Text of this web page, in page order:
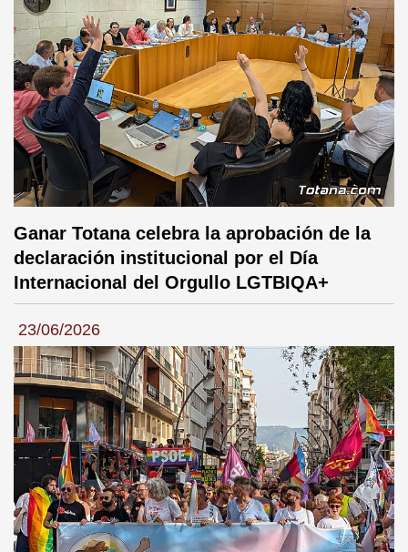
Ganar Totana celebra la aprobación de la
declaración institucional por el Día
Internacional del Orgullo LGTBIQA+
23/06/2026